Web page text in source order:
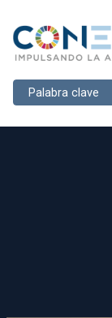
Buscar